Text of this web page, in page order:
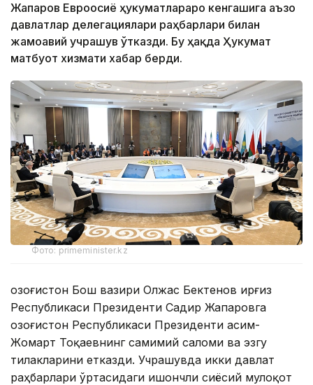
Жапаров Евроосиё ҳукуматлараро кенгашига аъзо
давлатлар делегациялари раҳбарлари билан
жамоавий учрашув ўтказди. Бу ҳақда Ҳукумат
матбуот хизмати хабар берди.
Фото: primeminister.kz
Қозоғистон Бош вазири Олжас Бектенов Қирғиз
Республикаси Президенти Садир Жапаровга
Қозоғистон Республикаси Президенти Қасим-
Жомарт Тоқаевнинг самимий саломи ва эзгу
тилакларини етказди. Учрашувда икки давлат
раҳбарлари ўртасидаги ишончли сиёсий мулоқот